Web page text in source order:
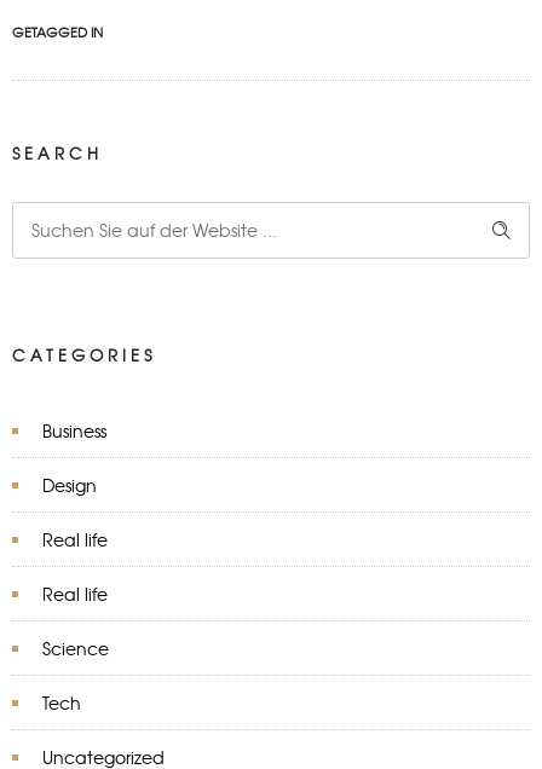
GETAGGED IN
SEARCH
CATEGORIES
Business
Design
Real life
Real life
Science
Tech
Uncategorized